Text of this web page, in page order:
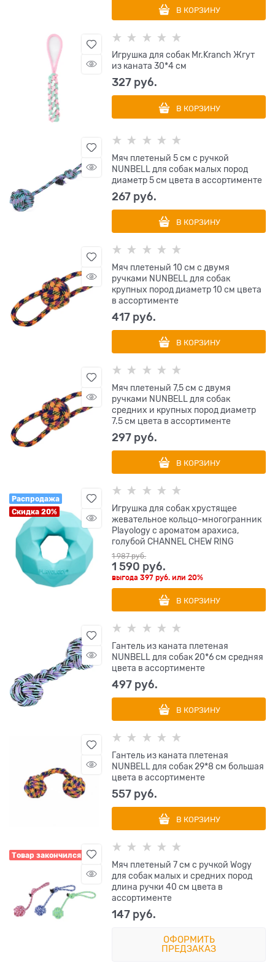
В КОРЗИНУ
Игрушка для собак Mr.Kranch Жгут
из каната 30*4 см
327 руб.
В КОРЗИНУ
Мяч плетеный 5 см с ручкой
NUNBELL для собак малых пород
диаметр 5 см цвета в ассортименте
267 руб.
В КОРЗИНУ
Мяч плетеный 10 см с двумя
ручками NUNBELL для собак
крупных пород диаметр 10 см цвета
в ассортименте
417 руб.
В КОРЗИНУ
Мяч плетеный 7,5 см с двумя
ручками NUNBELL для собак
средних и крупных пород диаметр
7.5 см цвета в ассортименте
297 руб.
В КОРЗИНУ
Распродажа
Скидка 20%
Игрушка для собак хрустящее
жевательное кольцо-многогранник
Playology с ароматом арахиса,
голубой CHANNEL CHEW RING
1 987 руб.
1 590 руб.
выгода397 руб. или20%
В КОРЗИНУ
Гантель из каната плетеная
NUNBELL для собак 20*6 см средняя
цвета в ассортименте
497 руб.
В КОРЗИНУ
Гантель из каната плетеная
NUNBELL для собак 29*8 см большая
цвета в ассортименте
557 руб.
В КОРЗИНУ
Товар закончился
Мяч плетеный 7 см с ручкой Wogy
для собак малых и средних пород
длина ручки 40 см цвета в
ассортименте
147 руб.
ОФОРМИТЬ
ПРЕДЗАКАЗ